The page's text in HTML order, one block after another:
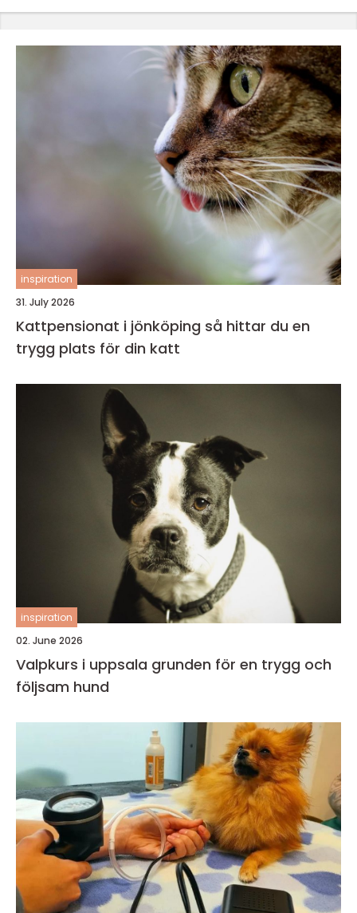
inspiration
31. July 2026
Kattpensionat i jönköping så hittar du en
trygg plats för din katt
inspiration
02. June 2026
Valpkurs i uppsala grunden för en trygg och
följsam hund